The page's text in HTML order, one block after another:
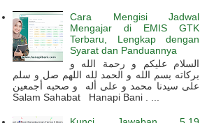
Cara Mengisi Jadwal
Mengajar di EMIS GTK
Terbaru, Lengkap dengan
Syarat dan Panduannya
السلام عليكم و رحمة الله و
بركاته بسم الله و الحمد لله اللهم صل و سلم
على سيدنا محمد و على أله و صحبه أجمعين
Salam Sahabat Hanapi Bani . ...